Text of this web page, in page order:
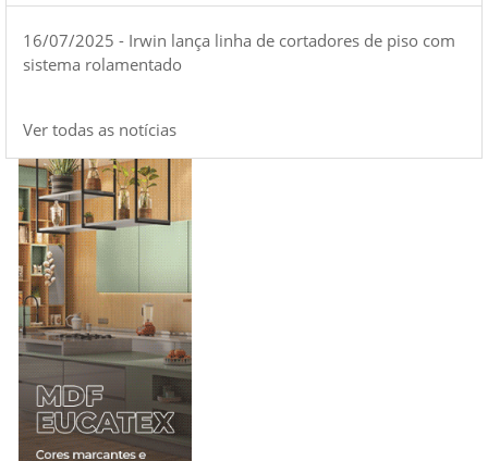
16/07/2025 - Irwin lança linha de cortadores de piso com
sistema rolamentado
Ver todas as notícias